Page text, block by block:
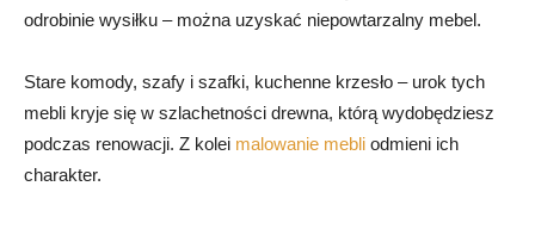
odrobinie wysiłku – można uzyskać niepowtarzalny mebel.
Stare komody, szafy i szafki, kuchenne krzesło – urok tych
mebli kryje się w szlachetności drewna, którą wydobędziesz
podczas renowacji. Z kolei malowanie mebli odmieni ich
charakter.